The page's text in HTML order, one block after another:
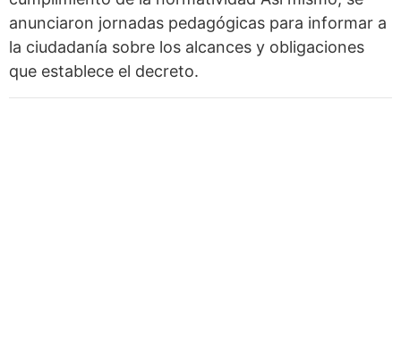
anunciaron jornadas pedagógicas para informar a
la ciudadanía sobre los alcances y obligaciones
que establece el decreto.